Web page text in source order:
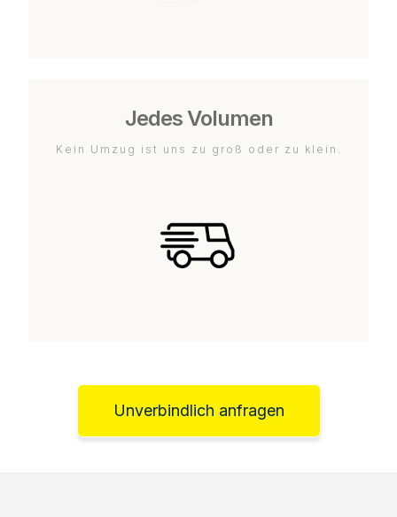
Jedes Volumen
Kein Umzug ist uns zu groß oder zu klein.
Unverbindlich anfragen